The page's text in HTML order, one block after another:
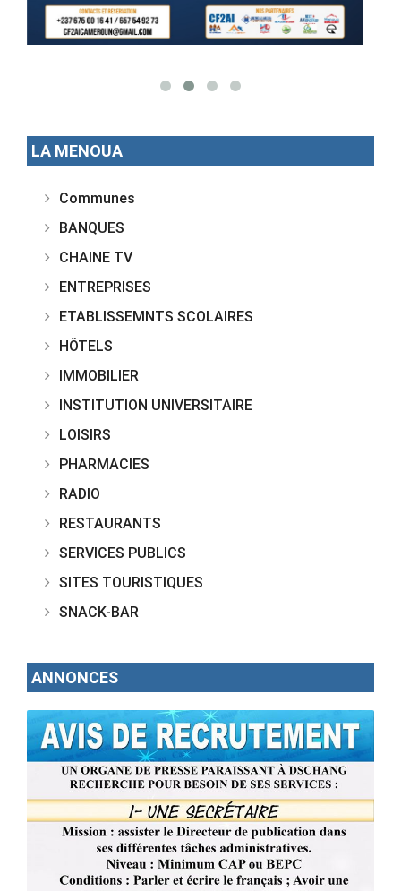
LA MENOUA
Communes
BANQUES
CHAINE TV
ENTREPRISES
ETABLISSEMNTS SCOLAIRES
HÔTELS
IMMOBILIER
INSTITUTION UNIVERSITAIRE
LOISIRS
PHARMACIES
RADIO
RESTAURANTS
SERVICES PUBLICS
SITES TOURISTIQUES
SNACK-BAR
ANNONCES